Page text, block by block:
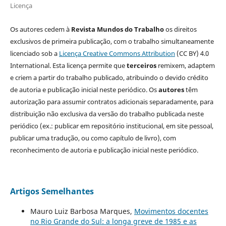
Licença
Os autores cedem à Revista Mundos do Trabalhoos direitos
exclusivos de primeira publicação, com o trabalho simultaneamente
licenciado sob a Licença Creative Commons Attribution (CC BY) 4.0
International. Esta licença permite queterceirosremixem, adaptem
e criem a partir do trabalho publicado, atribuindo o devido crédito
de autoria e publicação inicial neste periódico. Osautorestêm
autorização para assumir contratos adicionais separadamente, para
distribuição não exclusiva da versão do trabalho publicada neste
periódico (ex.: publicar em repositório institucional, em site pessoal,
publicar uma tradução, ou como capítulo de livro), com
reconhecimento de autoria e publicação inicial neste periódico.
Artigos Semelhantes
Mauro Luiz Barbosa Marques, Movimentos docentes
no Rio Grande do Sul: a longa greve de 1985 e as